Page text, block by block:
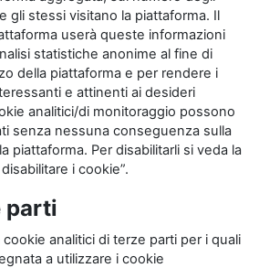
gli stessi visitano la piattaforma. Il
userà queste informazioni
statistiche anonime al fine di
della piattaforma e per rendere i
e attinenti ai desideri
analitici/di monitoraggio possono
senza nessuna conseguenza sulla
piattaforma. Per disabilitarli si veda la
i cookie”.
parti
analitici di terze parti per i quali
a utilizzare i cookie